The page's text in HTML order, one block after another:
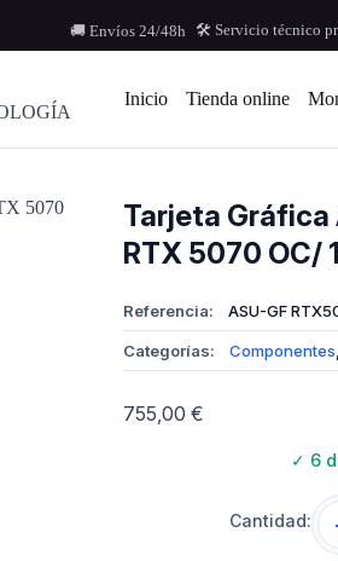
🚚 Envíos 24/48h 🛠️ Servicio técnico
Inicio Tienda online
Tarjeta Gráfica
RTX 5070 OC/
Referencia: ASU-GF
Categorías: Componentes
755,00 €
✓ 6
Cantidad: